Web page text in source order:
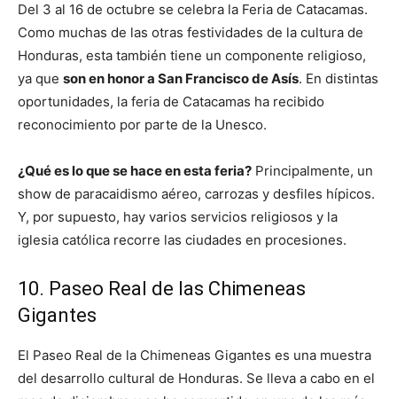
Del 3 al 16 de octubre se celebra la Feria de Catacamas.
Como muchas de las otras festividades de la cultura de
Honduras, esta también tiene un componente religioso,
ya que son en honor a San Francisco de Asís. En distintas
oportunidades, la feria de Catacamas ha recibido
reconocimiento por parte de la Unesco.
¿Qué es lo que se hace en esta feria? Principalmente, un
show de paracaidismo aéreo, carrozas y desfiles hípicos.
Y, por supuesto, hay varios servicios religiosos y la
iglesia católica recorre las ciudades en procesiones.
10. Paseo Real de las Chimeneas
Gigantes
El Paseo Real de la Chimeneas Gigantes es una muestra
del desarrollo cultural de Honduras. Se lleva a cabo en el